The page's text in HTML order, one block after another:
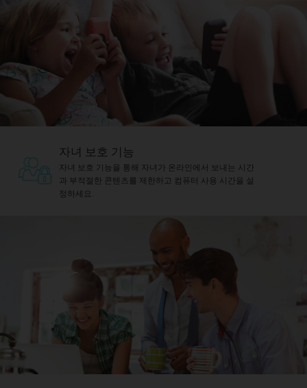
자녀 보호 기능
자녀 보호 기능을 통해 자녀가 온라인에서 보내는 시간
과 부적절한 콘텐츠를 제한하고 컴퓨터 사용 시간을 설
정하세요.